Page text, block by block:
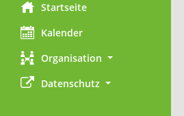
Startseite
Kalender
Organisation
Datenschutz